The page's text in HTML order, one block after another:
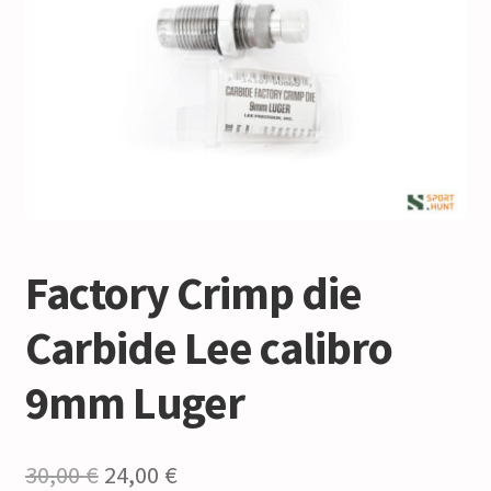
Factory Crimp die
Carbide Lee calibro
9mm Luger
30,00€ Il
24,00 €Il